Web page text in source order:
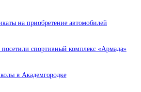
на приобретение автомобилей
спортивный комплекс «Армада»
в Академгородке